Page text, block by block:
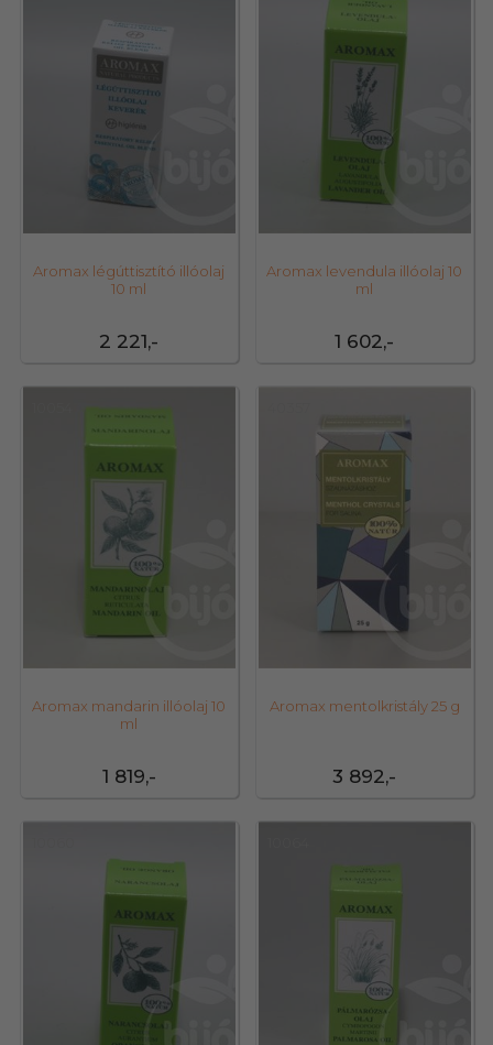
2 221,-
Aromax légúttisztító illóolaj
10 ml
1 602,-
Aromax levendula illóolaj 10
ml
1 819,-
Aromax mandarin illóolaj 10
ml
3 892,-
Aromax mentolkristály 25 g